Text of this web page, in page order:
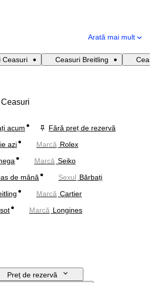
Arată mai mult
Ceasuri Ceasuri Breitling
acum
Fără preț de rezervă
azi
Marcă Rolex
Marcă Seiko
de mână Sexul Bărbați
Marcă Cartier
Marcă Longines
Preț de rezervă